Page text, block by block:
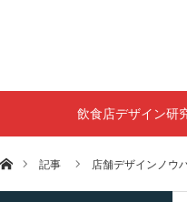
飲食店デザイン研
ホーム記事 店舗デザインノウ